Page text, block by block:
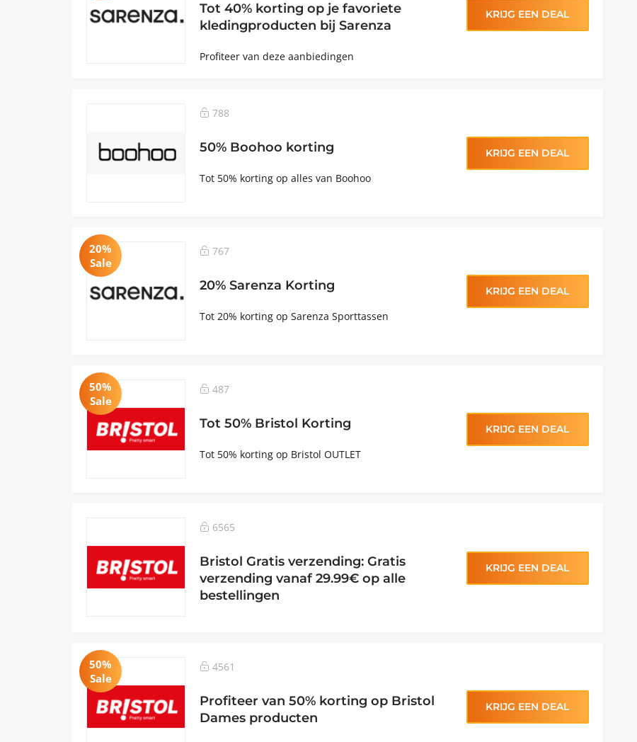
Tot 40% korting op je favoriete
kledingproducten bij Sarenza
Profiteer van deze aanbiedingen
KRIJG EEN DEAL
788
50% Boohoo korting
Tot 50% korting op alles van Boohoo
KRIJG EEN DEAL
20%
Sale
767
20% Sarenza Korting
Tot 20% korting op Sarenza Sporttassen
KRIJG EEN DEAL
50%
Sale
487
Tot 50% Bristol Korting
Tot 50% korting op Bristol OUTLET
KRIJG EEN DEAL
6565
Bristol Gratis verzending: Gratis
verzending vanaf 29.99€ op alle
bestellingen
KRIJG EEN DEAL
50%
Sale
4561
Profiteer van 50% korting op Bristol
Dames producten
KRIJG EEN DEAL